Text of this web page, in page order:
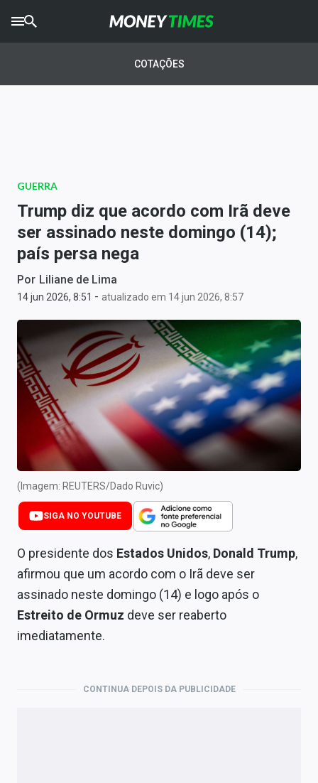
AGROTIMES
Newsletters
Money Trader
Anuncie
Últimas Notícias
Cotações
Comprar ou vender?
Carteiras Recomendadas
Central de Dividendos
Central de Fundos Imobiliários
Central dos IPOs
Renda Fixa
Finanças Pessoais
Mercados
Economia
COTAÇÕES
GUERRA
Trump diz que acordo com Irã deve
ser assinado neste domingo (14);
país persa nega
Por Liliane de Lima
14 jun 2026, 8:51 - atualizado em 14 jun 2026, 8:57
(Imagem: REUTERS/Dado Ruvic)
SIGA NO YOUTUBE
O presidente dos Estados Unidos, Donald Trump,
afirmou que um acordo com o Irã deve ser
assinado neste domingo (14) e logo após o
Estreito de Ormuz deve ser reaberto
imediatamente.
CONTINUA DEPOIS DA PUBLICIDADE